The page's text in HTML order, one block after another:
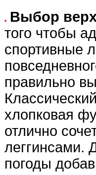
Выбор
того чтобы
спортивные
правильно
хлопковая
отлично
леггинсами.
погоды